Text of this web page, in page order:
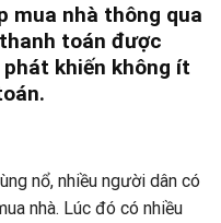
mua nhà thông qua
toán được
khiến không ít
nổ, nhiều người dân có
nhà. Lúc đó có nhiều